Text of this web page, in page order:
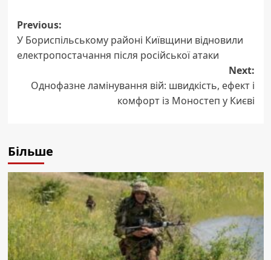
Post
navigation
Previous:
У Бориспільському районі Київщини відновили
електропостачання після російської атаки
Next:
Однофазне ламінування вій: швидкість, ефект і
комфорт із Моностеп у Києві
Більше